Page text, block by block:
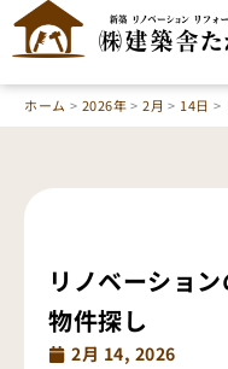
ス
キ
ホーム 2026年 2月 14日
リノベーション
物件探し
2月 14, 2026